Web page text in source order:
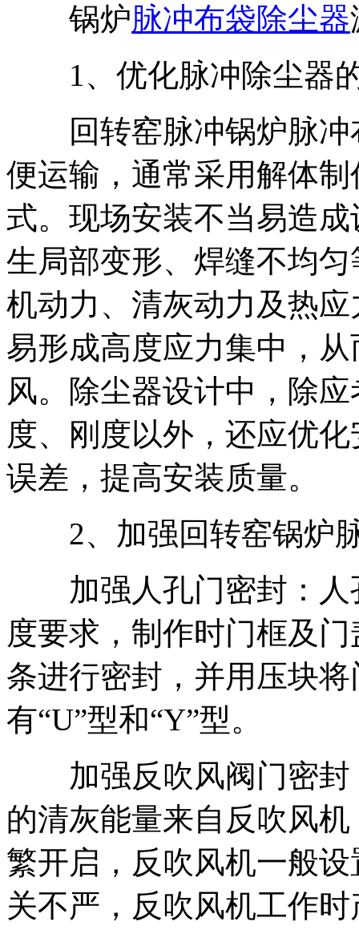
锅炉脉冲布袋除尘器
1、优化脉冲除尘器
回转窑脉冲锅炉脉冲
便运输，通常采用解体
式。现场安装不当易造
生局部变形、焊缝不均
机动力、清灰动力及热
易形成高度应力集中，
风。除尘器设计中，除
度、刚度以外，还应优
误差，提高安装质量。
2、加强回转窑锅炉脉
加强人孔门密封：人
度要求，制作时门框及
条进行密封，并用压块
有“U”型和“Y”型。
加强反吹风阀门密封
的清灰能量来自反吹风
繁开启，反吹风机一般
关不严，反吹风机工作